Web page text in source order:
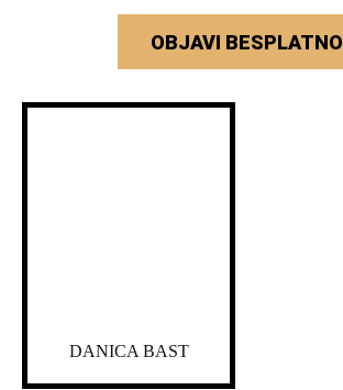
OBJAVI BESPLATNO
DANICA BAST